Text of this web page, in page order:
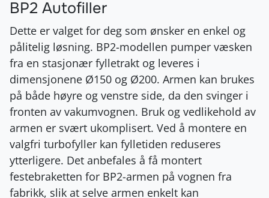
BP2 Autofiller
Dette er valget for deg som ønsker en enkel og
pålitelig løsning. BP2-modellen pumper væsken
fra en stasjonær fylletrakt og leveres i
dimensjonene Ø150 og Ø200. Armen kan brukes
på både høyre og venstre side, da den svinger i
fronten av vakumvognen. Bruk og vedlikehold av
armen er svært ukomplisert. Ved å montere en
valgfri turbofyller kan fylletiden reduseres
ytterligere. Det anbefales å få montert
festebraketten for BP2-armen på vognen fra
fabrikk, slik at selve armen enkelt kan